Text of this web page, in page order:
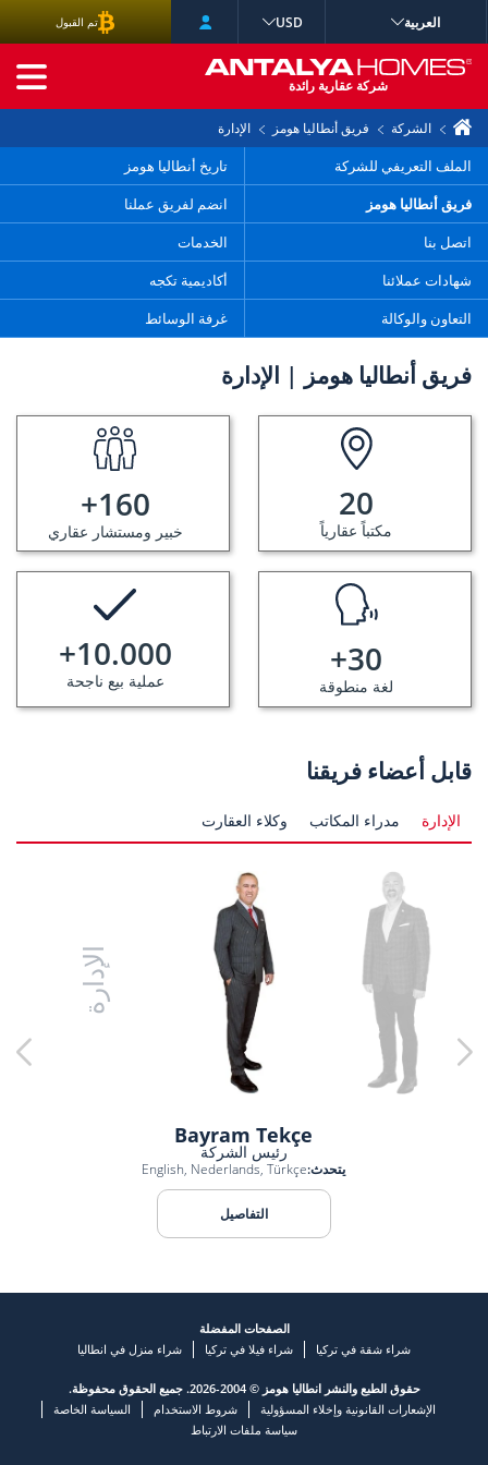
الشركة فريق أنطاليا هومز الإدارة
الملف التعريفي للشركة
تاريخ أنطاليا هومز
فريق أنطاليا هومز
انضم لفريق عملنا
اتصل بنا
الخدمات
شهادات عملائنا
أكاديمية تكجه
التعاون والوكالة
غرفة الوسائط
فريق أنطاليا هومز | الإدارة
20
مكتباً عقارياً
160
+
خبير ومستشار عقاري
30
+
لغة منطوقة
10.000
+
عملية بيع ناجحة
قابل أعضاء فريقنا
الإدارة مدراء المكاتب وكلاء العقارت
الإدارة
Bayram Tekçe
رئيس الشركة
يتحدث:English, Nederlands, Türkçe
التفاصيل
العربية USD تم القبول
شركة عقارية رائدةالبحث المتقدم
الصفحات المفضلة
شراء شقة في تركيا
شراء فيلا في تركيا شراء منزل في انطاليا
حقوق الطبع والنشر انطاليا هومز © 2004-2026. جميع الحقوق محفوظة.
الإشعارات القانونية وإخلاء المسؤولية
شروط الاستخدام
السياسة الخاصة
سياسة ملفات الارتباط